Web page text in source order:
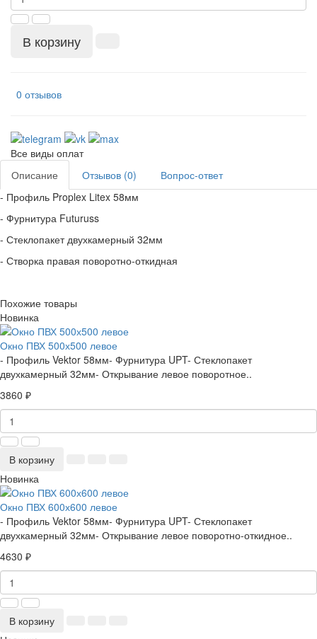
В корзину
0 отзывов
Все виды оплат
Описание
Отзывов (0)
Вопрос-ответ
- Профиль Proplex Litex 58мм
- Фурнитура Futuruss
- Стеклопакет двухкамерный 32мм
- Створка правая поворотно-откидная
Похожие товары
Новинка
Окно ПВХ 500х500 левое
- Профиль Vektor 58мм- Фурнитура UPT- Стеклопакет
двухкамерный 32мм- Открывание левое поворотное..
3860 ₽
В корзину
Новинка
Окно ПВХ 600х600 левое
- Профиль Vektor 58мм- Фурнитура UPT- Стеклопакет
двухкамерный 32мм- Открывание левое поворотно-откидное..
4630 ₽
В корзину